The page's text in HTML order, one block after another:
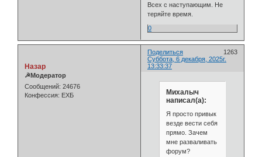
Всех с наступающим. Не
теряйте время.
0
Поделиться
1263
Суббота, 6 декабря, 2025г.
13:33:37
Назар
☭Модератор
Сообщений: 24676
Конфессия: ЕХБ
Михалыч
написал(а):
Я просто привык
везде вести себя
прямо. Зачем
мне разваливать
форум?